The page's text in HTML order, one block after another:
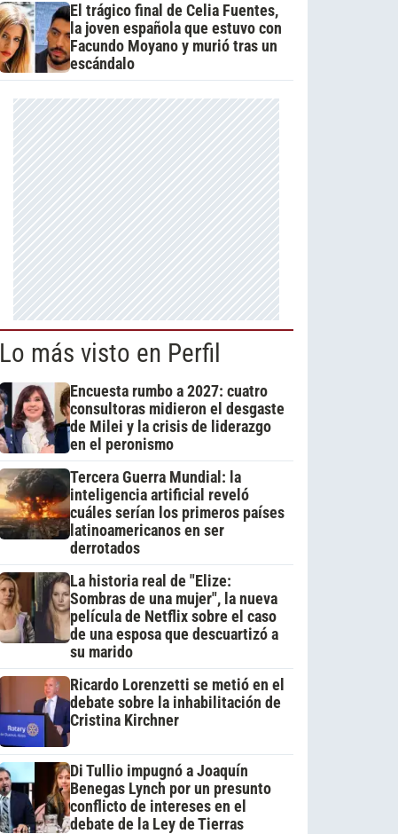
El trágico final de Celia Fuentes,
la joven española que estuvo con
Facundo Moyano y murió tras un
escándalo
Lo más visto en Perfil
Encuesta rumbo a 2027: cuatro
consultoras midieron el desgaste
de Milei y la crisis de liderazgo
en el peronismo
Tercera Guerra Mundial: la
inteligencia artificial reveló
cuáles serían los primeros países
latinoamericanos en ser
derrotados
La historia real de "Elize:
Sombras de una mujer", la nueva
película de Netflix sobre el caso
de una esposa que descuartizó a
su marido
Ricardo Lorenzetti se metió en el
debate sobre la inhabilitación de
Cristina Kirchner
Di Tullio impugnó a Joaquín
Benegas Lynch por un presunto
conflicto de intereses en el
debate de la Ley de Tierras